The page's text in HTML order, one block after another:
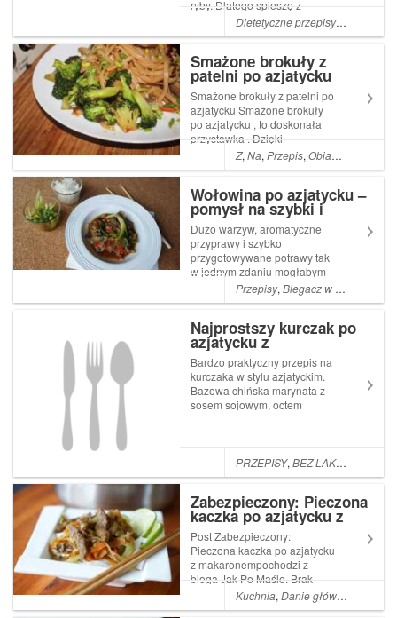
ryby. Dlatego spieszę z
przepisem na łososia w
marynacie sojowej z
Dietetyczne przepisy
,łatwe
Smażone brokuły z
patelni po azjatycku
Smażone brokuły z patelni po
azjatycku Smażone brokuły
po azjatycku , to doskonała
przystawka . Dzięki
zrównoważonym słodko
kwaskowym smakom i nucie
naprawdę boskie .
Dodatkowym Read More ...
Artykuł Smażone brokuły z
pateln...
Z,Na,Przepis,Obiad ,
Wołowina po azjatycku –
pomysł na szybki i
smaczny obiad
Dużo warzyw, aromatyczne
przyprawy i szybko
przygotowywane potrawy tak
w jednym zdaniu mogłabym
określić kuchnię azjatycką. Do
tego ryż, kolejna porcja
i obowiązkowo ciepła, zielona
herbata do picia. Całość jed...
Przepisy,Biegacz w kuchni
Najprostszy kurczak po
azjatycku z
karmelizowaną cebulą
Bardzo praktyczny przepis na
kurczaka w stylu azjatyckim.
Bazowa chińska marynata z
sosem sojowym, octem
jedzenia! Na patelnię wrzucić
też możecie ulubione
T...
PRZEPISY,BEZ LAKTOZY
Zabezpieczony: Pieczona
kaczka po azjatycku z
makaronem
Post Zabezpieczony:
Pieczona kaczka po azjatycku
z makaronempochodzi z
bloga Jak Po Maśle. Brak
zajawki, ponieważ wpis jest
zabezpieczony hasłem. Post
Kuchnia,Danie główne